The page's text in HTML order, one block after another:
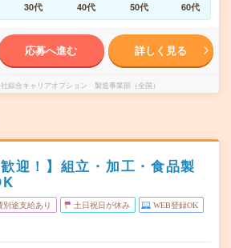
30代 40代 50代 60代
応募へ進む 詳しく見る
綜合キャリアオプション 製造事業部（全国）
迎！】組立・加工・食品製
別途支給あり 土日祝日が休み WEB登録OK